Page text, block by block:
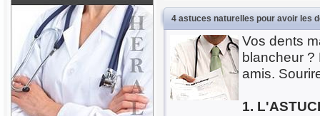
4 astuces naturelles pour avoir les
Vos dents
blancheur ?
amis.
1.